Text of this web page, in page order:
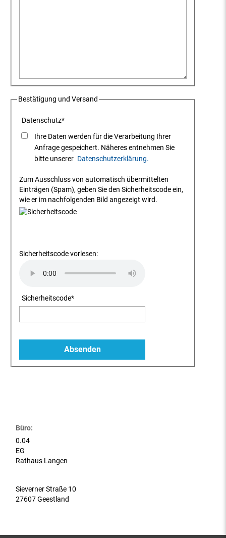
Bestätigung und Versand
Datenschutz*
Ihre Daten werden für die Verarbeitung Ihrer
Anfrage gespeichert. Näheres entnehmen Sie
bitte unserer Datenschutzerklärung.
Zum Ausschluss von automatisch übermittelten
Einträgen (Spam), geben Sie den Sicherheitscode ein,
wie er im nachfolgenden Bild angezeigt wird.
Sicherheitscode vorlesen:
Sicherheitscode*
Büro:
0.04
EG
Rathaus Langen
Sieverner Straße 10
27607 Geestland